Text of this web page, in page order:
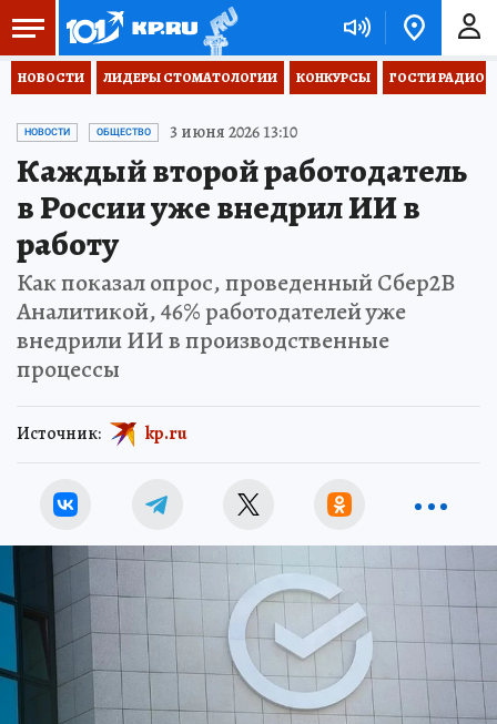
НОВОСТИ ЛИДЕРЫ СТОМАТОЛОГИИ КОНКУРСЫ ГОСТИ РАДИО
НОВОСТИ ОБЩЕСТВО 3 июня 2026 13:10
Каждый второй работодатель
в России уже внедрил ИИ в
работу
Как показал опрос, проведенный Сбер2В
Аналитикой, 46% работодателей уже
внедрили ИИ в производственные
процессы
Источник: kp.ru